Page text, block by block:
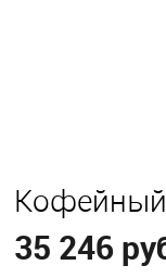
Кофейный
35 246